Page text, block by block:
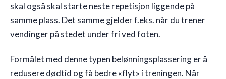
skal også skal starte neste repetisjon liggende på
samme plass. Det samme gjelder f.eks. når du trener
vendinger på stedet under fri ved foten.
Formålet med denne typen belønningsplassering er å
redusere dødtid og få bedre «flyt» i treningen. Når